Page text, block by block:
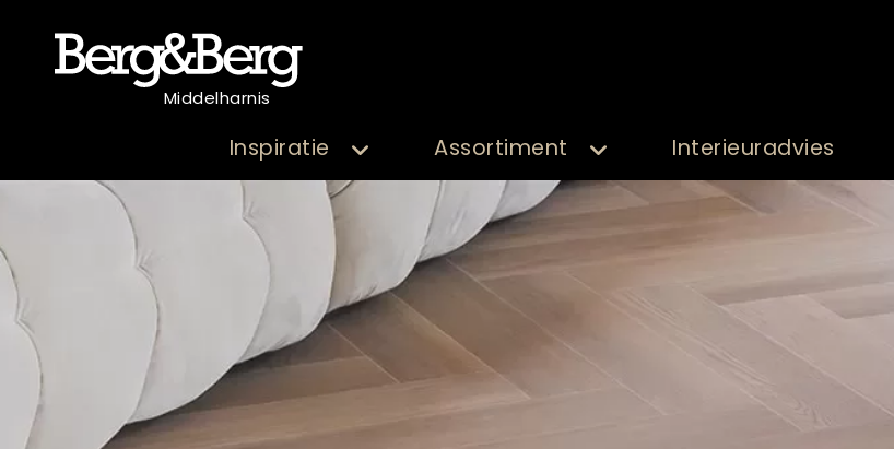
Middelharnis
Inspiratie Assortiment Interieuradvies